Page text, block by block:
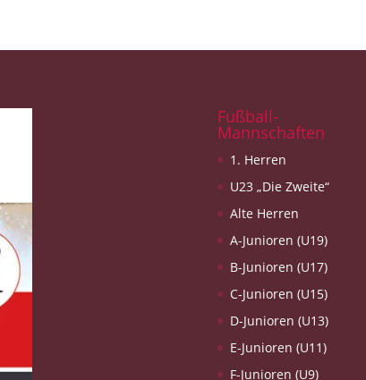
Fußball-
Mannschaften
1. Herren
U23 „Die Zweite“
Alte Herren
A-Junioren (U19)
B-Junioren (U17)
C-Junioren (U15)
D-Junioren (U13)
E-Junioren (U11)
F-Junioren (U9)